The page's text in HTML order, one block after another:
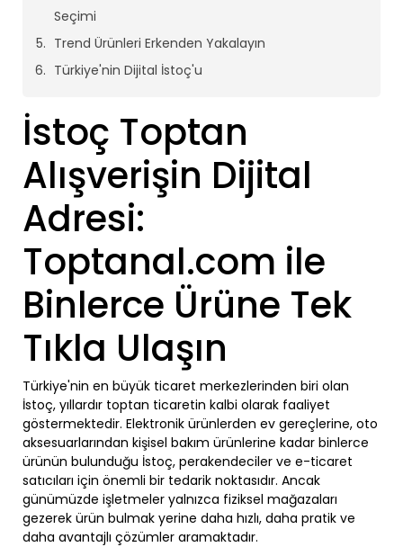
Seçimi
Trend Ürünleri Erkenden Yakalayın
Türkiye'nin Dijital İstoç'u
İstoç Toptan
Alışverişin Dijital
Adresi:
Toptanal.com ile
Binlerce Ürüne Tek
Tıkla Ulaşın
Türkiye'nin en büyük ticaret merkezlerinden biri olan
İstoç, yıllardır toptan ticaretin kalbi olarak faaliyet
göstermektedir. Elektronik ürünlerden ev gereçlerine, oto
aksesuarlarından kişisel bakım ürünlerine kadar binlerce
ürünün bulunduğu İstoç, perakendeciler ve e-ticaret
satıcıları için önemli bir tedarik noktasıdır. Ancak
günümüzde işletmeler yalnızca fiziksel mağazaları
gezerek ürün bulmak yerine daha hızlı, daha pratik ve
daha avantajlı çözümler aramaktadır.